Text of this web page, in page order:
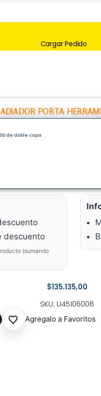
Cargar Pedido
PORTA
$135.135,00
de doble capa
SKU: U45106008
Agregalo a Favoritos
descuento
(sumando